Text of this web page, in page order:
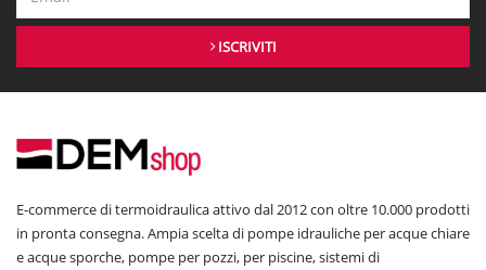
ISCRIVITI
E-commerce di termoidraulica attivo dal 2012 con oltre 10.000 prodotti
in pronta consegna. Ampia scelta di pompe idrauliche per acque chiare
e acque sporche, pompe per pozzi, per piscine, sistemi di